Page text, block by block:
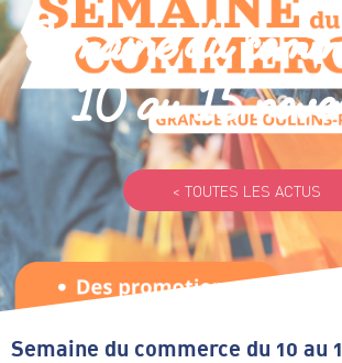
Semaine du
10 au 15
< TOUTES LES ACTUS
Semaine du commerce du 10 au